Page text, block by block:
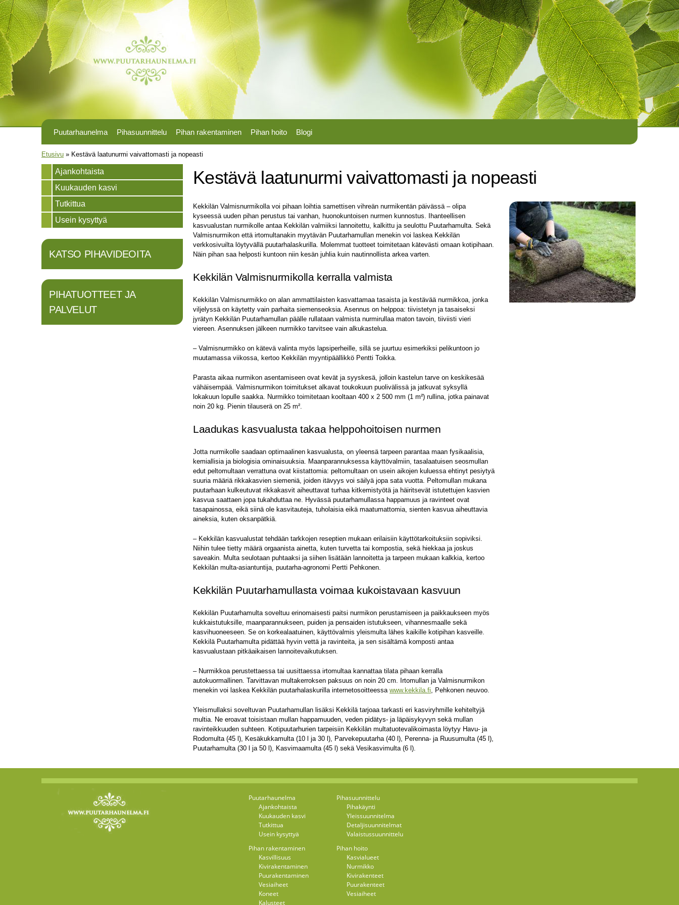
Puutarhaunelma Pihasuunnittelu Pihan rakentaminen Pihan hoito Blogi
Olet täällä
Etusivu » Kestävä laatunurmi vaivattomasti ja nopeasti
Ajankohtaista
Kuukauden kasvi
Tutkittua
Usein kysyttyä
KATSO PIHAVIDEOITA
PIHATUOTTEET JA
PALVELUT
Kestävä laatunurmi vaivattomasti ja nopeasti
Kekkilän Valmisnurmikolla voi pihaan loihtia samettisen vihreän nurmikentän päivässä – olipa
kyseessä uuden pihan perustus tai vanhan, huonokuntoisen nurmen kunnostus. Ihanteellisen
kasvualustan nurmikolle antaa Kekkilän valmiiksi lannoitettu, kalkittu ja seulottu Puutarhamulta. Sekä
Valmisnurmikon että irtomultanakin myytävän Puutarhamullan menekin voi laskea Kekkilän
verkkosivuilta löytyvällä puutarhalaskurilla. Molemmat tuotteet toimitetaan kätevästi omaan kotipihaan.
Näin pihan saa helposti kuntoon niin kesän juhlia kuin nautinnollista arkea varten.
Kekkilän Valmisnurmikolla kerralla valmista
Kekkilän Valmisnurmikko on alan ammattilaisten kasvattamaa tasaista ja kestävää nurmikkoa, jonka
viljelyssä on käytetty vain parhaita siemenseoksia. Asennus on helppoa: tiivistetyn ja tasaiseksi
jyrätyn Kekkilän Puutarhamullan päälle rullataan valmista nurmirullaa maton tavoin, tiiviisti vieri
viereen. Asennuksen jälkeen nurmikko tarvitsee vain alkukastelua.
– Valmisnurmikko on kätevä valinta myös lapsiperheille, sillä se juurtuu esimerkiksi pelikuntoon jo
muutamassa viikossa, kertoo Kekkilän myyntipäällikkö Pentti Toikka.
Parasta aikaa nurmikon asentamiseen ovat kevät ja syyskesä, jolloin kastelun tarve on keskikesää
vähäisempää. Valmisnurmikon toimitukset alkavat toukokuun puolivälissä ja jatkuvat syksyllä
lokakuun lopulle saakka. Nurmikko toimitetaan kooltaan 400 x 2 500 mm (1 m²) rullina, jotka painavat
noin 20 kg. Pienin tilauserä on 25 m².
Laadukas kasvualusta takaa helppohoitoisen nurmen
Jotta nurmikolle saadaan optimaalinen kasvualusta, on yleensä tarpeen parantaa maan fysikaalisia,
kemiallisia ja biologisia ominaisuuksia. Maanparannuksessa käyttövalmiin, tasalaatuisen seosmullan
edut peltomultaan verrattuna ovat kiistattomia: peltomultaan on usein aikojen kuluessa ehtinyt pesiytyä
suuria määriä rikkakasvien siemeniä, joiden itävyys voi säilyä jopa sata vuotta. Peltomullan mukana
puutarhaan kulkeutuvat rikkakasvit aiheuttavat turhaa kitkemistyötä ja häiritsevät istutettujen kasvien
kasvua saattaen jopa tukahduttaa ne. Hyvässä puutarhamullassa happamuus ja ravinteet ovat
tasapainossa, eikä siinä ole kasvitauteja, tuholaisia eikä maatumattomia, sienten kasvua aiheuttavia
aineksia, kuten oksanpätkiä.
– Kekkilän kasvualustat tehdään tarkkojen reseptien mukaan erilaisiin käyttötarkoituksiin sopiviksi.
Niihin tulee tietty määrä orgaanista ainetta, kuten turvetta tai kompostia, sekä hiekkaa ja joskus
saveakin. Multa seulotaan puhtaaksi ja siihen lisätään lannoitetta ja tarpeen mukaan kalkkia, kertoo
Kekkilän multa-asiantuntija, puutarha-agronomi Pertti Pehkonen.
Kekkilän Puutarhamullasta voimaa kukoistavaan kasvuun
Kekkilän Puutarhamulta soveltuu erinomaisesti paitsi nurmikon perustamiseen ja paikkaukseen myös
kukkaistutuksille, maanparannukseen, puiden ja pensaiden istutukseen, vihannesmaalle sekä
kasvihuoneeseen. Se on korkealaatuinen, käyttövalmis yleismulta lähes kaikille kotipihan kasveille.
Kekkilä Puutarhamulta pidättää hyvin vettä ja ravinteita, ja sen sisältämä komposti antaa
kasvualustaan pitkäaikaisen lannoitevaikutuksen.
– Nurmikkoa perustettaessa tai uusittaessa irtomultaa kannattaa tilata pihaan kerralla
autokuormallinen. Tarvittavan multakerroksen paksuus on noin 20 cm. Irtomullan ja Valmisnurmikon
menekin voi laskea Kekkilän puutarhalaskurilla internetosoitteessa www.kekkila.fi, Pehkonen neuvoo.
Yleismullaksi soveltuvan Puutarhamullan lisäksi Kekkilä tarjoaa tarkasti eri kasviryhmille kehiteltyjä
multia. Ne eroavat toisistaan mullan happamuuden, veden pidätys- ja läpäisykyvyn sekä mullan
ravinteikkuuden suhteen. Kotipuutarhurien tarpeisiin Kekkilän multatuotevalikoimasta löytyy Havu- ja
Rodomulta (45 l), Kesäkukkamulta (10 l ja 30 l), Parvekepuutarha (40 l), Perenna- ja Ruusumulta (45 l),
Puutarhamulta (30 l ja 50 l), Kasvimaamulta (45 l) sekä Vesikasvimulta (6 l).
Puutarhaunelma
Ajankohtaista
Kuukauden kasvi
Tutkittua
Usein kysyttyä
Pihasuunnittelu
Pihakäynti
Yleissuunnitelma
Detaljisuunnitelmat
Valaistussuunnittelu
Pihan rakentaminen
Kasvillisuus
Kivirakentaminen
Puurakentaminen
Vesiaiheet
Koneet
Kalusteet
Pihan hoito
Kasvialueet
Nurmikko
Kivirakenteet
Puurakenteet
Vesiaiheet